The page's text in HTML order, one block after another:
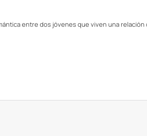
entre dos jóvenes que viven una relación